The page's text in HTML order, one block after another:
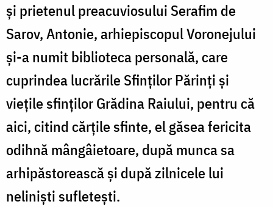
şi prietenul preacuviosului Serafim de
Sarov, Antonie, arhiepiscopul Voronejului
şi-a numit biblioteca personală, care
cuprindea lucrările Sfinţilor Părinţi şi
vieţile sfinţilor Grădina Raiului, pentru că
aici, citind cărţile sfinte, el găsea fericita
odihnă mângâietoare, după munca sa
arhipăstorească şi după zilnicele lui
nelinişti sufleteşti.